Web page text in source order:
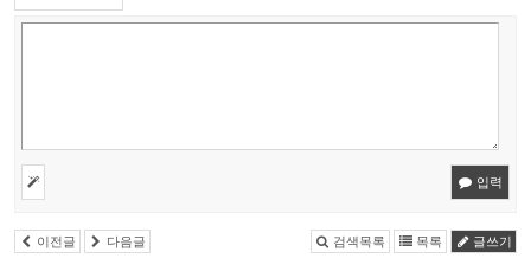
입력
이전글 다음글 검색목록 목록 글쓰기